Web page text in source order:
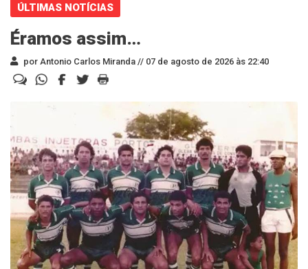
ÚLTIMAS NOTÍCIAS
Éramos assim…
por Antonio Carlos Miranda // 07 de agosto de 2026 às 22:40